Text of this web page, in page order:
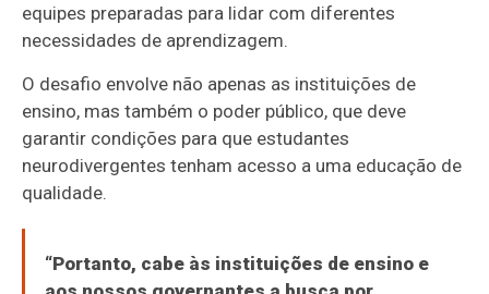
equipes preparadas para lidar com diferentes
necessidades de aprendizagem.
O desafio envolve não apenas as instituições de
ensino, mas também o poder público, que deve
garantir condições para que estudantes
neurodivergentes tenham acesso a uma educação de
qualidade.
“Portanto, cabe às instituições de ensino e